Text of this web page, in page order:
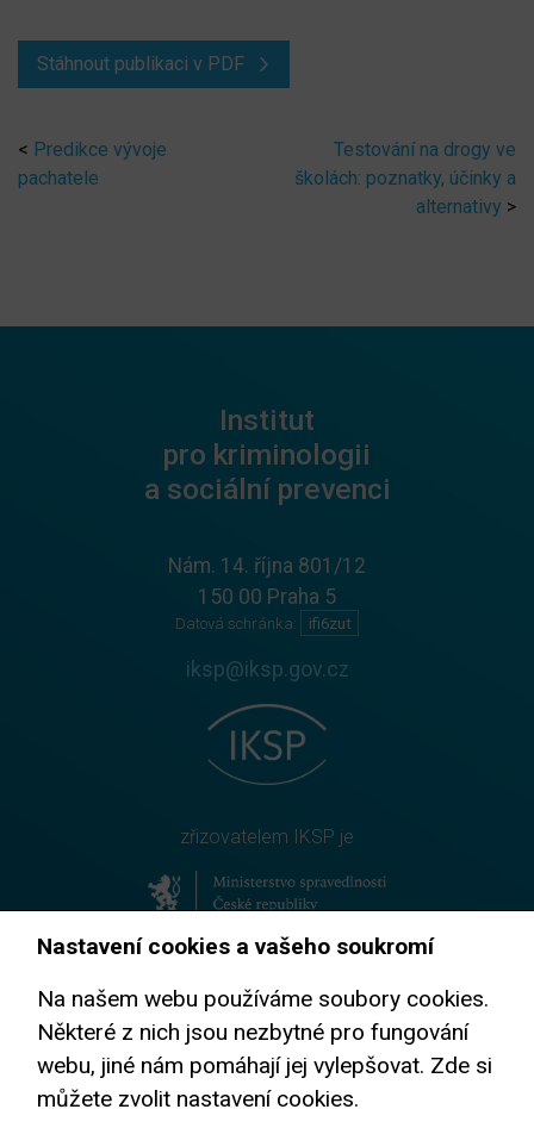
Stáhnout publikaci v PDF
< Predikce vývoje
pachatele
Testování na drogy ve
školách: poznatky, účinky a
alternativy >
Institut
pro kriminologii
a sociální prevenci
Nám. 14. října 801/12
150 00 Praha 5
Datová schránka: ifi6zut
iksp@iksp.gov.cz
zřizovatelem IKSP je
Nastavení cookies a vašeho soukromí
Na našem webu používáme soubory cookies.
Některé z nich jsou nezbytné pro fungování
webu, jiné nám pomáhají jej vylepšovat. Zde si
můžete zvolit nastavení cookies.